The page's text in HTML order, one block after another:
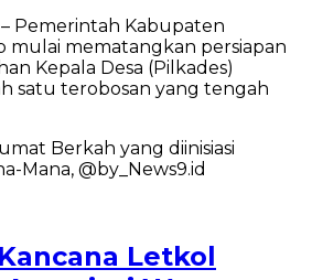
– Pemerintah Kabupaten
mulai mematangkan persiapan
Kepala Desa (Pilkades)
satu terobosan yang tengah
Letkol